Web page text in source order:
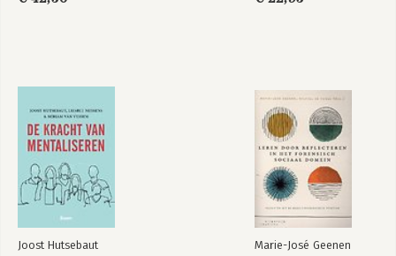
Joost Hutsebaut Marie-José Geenen